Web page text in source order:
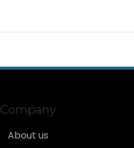
Company
About us